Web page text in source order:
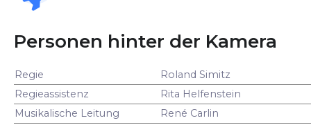
Personen hinter der Kamera
Regie
Roland Simitz
Regieassistenz
Rita Helfenstein
Musikalische Leitung
René Carlin